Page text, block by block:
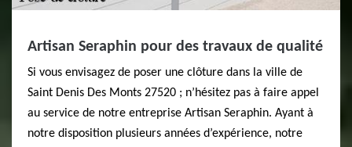
Artisan Seraphin pour des travaux de qualité
Si vous envisagez de poser une clôture dans la ville de
Saint Denis Des Monts 27520 ; n’hésitez pas à faire appel
au service de notre entreprise Artisan Seraphin. Ayant à
notre disposition plusieurs années d’expérience, notre